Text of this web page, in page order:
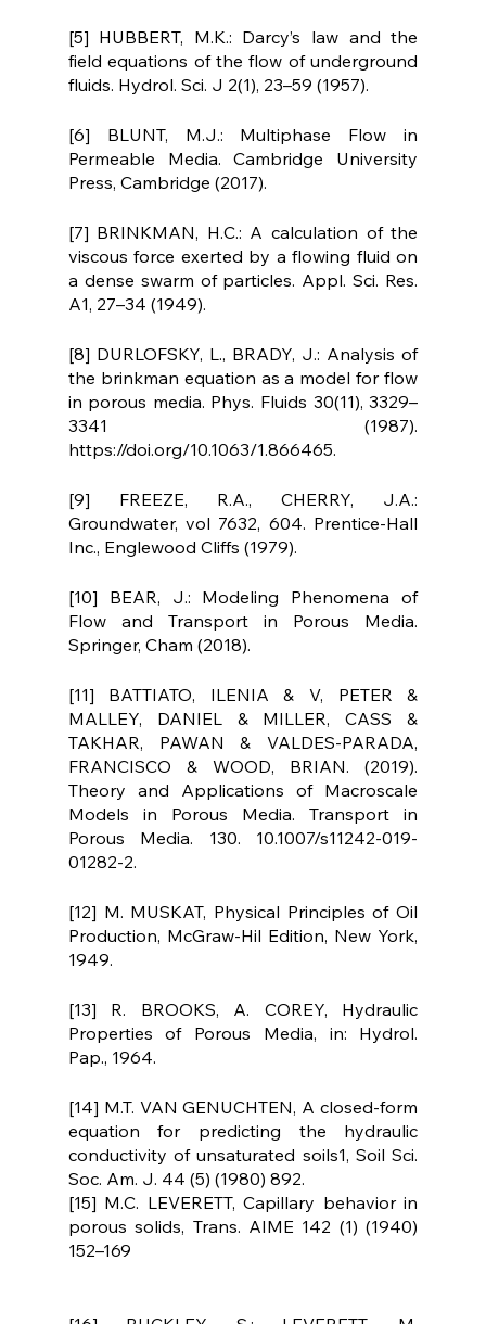
[5] HUBBERT, M.K.: Darcy’s law and the
field equations of the flow of underground
fluids. Hydrol. Sci. J 2(1), 23–59 (1957).
[6] BLUNT, M.J.: Multiphase Flow in
Permeable Media. Cambridge University
Press, Cambridge (2017).
[7] BRINKMAN, H.C.: A calculation of the
viscous force exerted by a flowing fluid on
a dense swarm of particles. Appl. Sci. Res.
A1, 27–34 (1949).
[8] DURLOFSKY, L., BRADY, J.: Analysis of
the brinkman equation as a model for flow
in porous media. Phys. Fluids 30(11), 3329–
3341 (1987).
https://doi.org/10.1063/1.866465.
[9] FREEZE, R.A., CHERRY, J.A.:
Groundwater, vol 7632, 604. Prentice-Hall
Inc., Englewood Cliffs (1979).
[10] BEAR, J.: Modeling Phenomena of
Flow and Transport in Porous Media.
Springer, Cham (2018).
[11] BATTIATO, ILENIA & V, PETER &
MALLEY, DANIEL & MILLER, CASS &
TAKHAR, PAWAN & VALDES-PARADA,
FRANCISCO & WOOD, BRIAN. (2019).
Theory and Applications of Macroscale
Models in Porous Media. Transport in
Porous Media. 130. 10.1007/s11242-019-
01282-2.
[12] M. MUSKAT, Physical Principles of Oil
Production, McGraw-Hil Edition, New York,
1949.
[13] R. BROOKS, A. COREY, Hydraulic
Properties of Porous Media, in: Hydrol.
Pap., 1964.
[14] M.T. VAN GENUCHTEN, A closed-form
equation for predicting the hydraulic
conductivity of unsaturated soils1, Soil Sci.
Soc. Am. J. 44 (5) (1980) 892.
[15] M.C. LEVERETT, Capillary behavior in
porous solids, Trans. AIME 142 (1) (1940)
152–169